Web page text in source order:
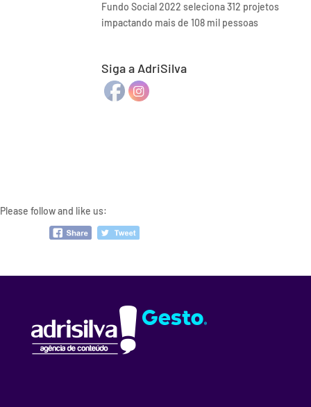
Fundo Social 2022 seleciona 312 projetos
impactando mais de 108 mil pessoas
Siga a AdriSilva
Please follow and like us: